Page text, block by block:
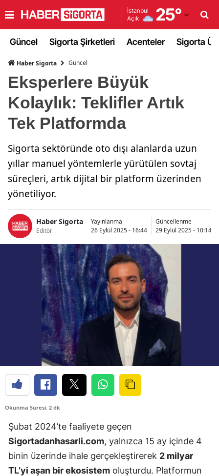
İstanbul
Açık
25°
Adana
Ağrı
Amasya
Antalya
Artvin
Balıkesir
Bilecik
Bingöl
Bitlis
Bolu
Burdur
Bursa
Çanakkale
Çankırı
Elazığ
Güncel Sigorta Şirketleri Acenteler Sigorta
Haber Sigorta Güncel
Eksperlere Büyük
Kolaylık: Teklifler Artık
Tek Platformda
Sigorta sektöründe oto dışı alanlarda uzun
yıllar manuel yöntemlerle yürütülen sovtaj
süreçleri, artık dijital bir platform üzerinden
yönetiliyor.
Haber Sigorta
Editör
Yayınlanma
26 Eylül 2025 - 16:44
Güncellenme
29 Eylül 2025 - 10:14
Okunma Süresi: 2 dk
Şubat 2024’te faaliyete geçen
Sigortadanhasarli.com, yalnızca 15 ay içinde 4
binin üzerinde ihale gerçekleştirerek 2 milyar
TL’yi aşan bir ekosistem oluşturdu. Platformun